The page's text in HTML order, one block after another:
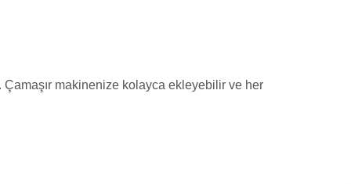
Çamaşır makinenize kolayca ekleyebilir ve her